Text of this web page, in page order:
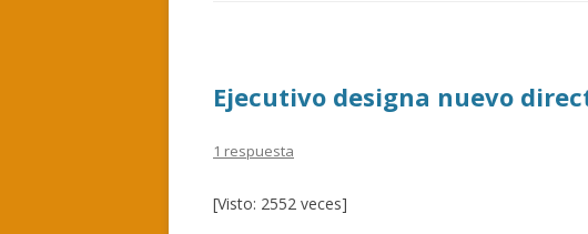
k r
Ejecutivo designa nuevo
1 respuesta
[Visto: 2552 veces]